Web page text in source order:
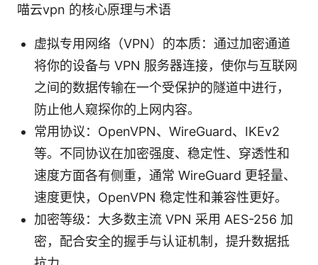
喵云vpn 的核心原理与术语
虚拟专用网络（VPN）的本质：通过加密通道
将你的设备与 VPN 服务器连接，使你与互联网
之间的数据传输在一个受保护的隧道中进行，
防止他人窥探你的上网内容。
常用协议：OpenVPN、WireGuard、IKEv2
等。不同协议在加密强度、稳定性、穿透性和
速度方面各有侧重，通常 WireGuard 更轻量、
速度更快，OpenVPN 稳定性和兼容性更好。
加密等级：大多数主流 VPN 采用 AES-256 加
密，配合安全的握手与认证机制，提升数据抵